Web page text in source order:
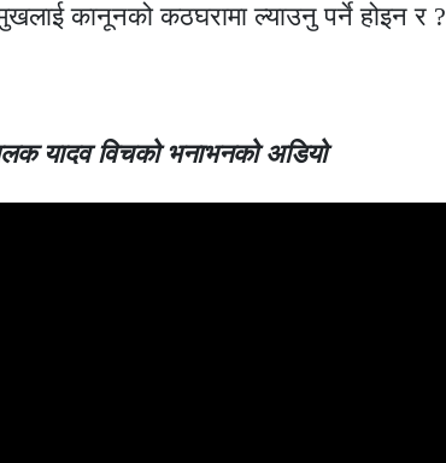
कानूनको कठघरामा ल्याउनु पर्ने होइन र ?
यादव विचको भनाभनको अडियो